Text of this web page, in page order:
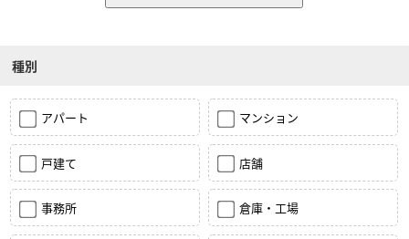
種別
アパート マンション
戸建て 店舗
事務所 倉庫・工場